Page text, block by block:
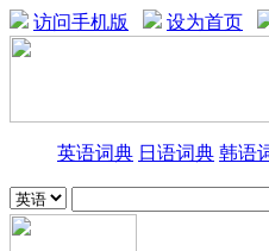
访问手机版 设为首页
英语词典 日语词典 韩语